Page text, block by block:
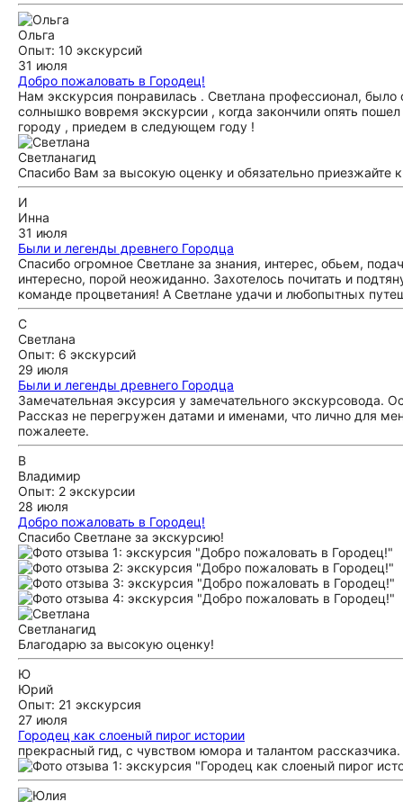
Ольга
Опыт: 10 экскурсий
31 июля
Добро пожаловать в Городец!
Нам экскурсия понравилась . Светлана профессионал,
солнышко вовремя экскурсии , когда закончили опять
городу , приедем в следующем году !
Светланагид
Спасибо Вам за высокую оценку и обязательно приезжайте
И
Инна
31 июля
Были и легенды древнего Городца
Спасибо огромное Светлане за знания, интерес, обьем,
интересно, порой неожиданно. Захотелось почитать и
команде процветания! А Светлане удачи и любопытных
С
Светлана
Опыт: 6 экскурсий
29 июля
Были и легенды древнего Городца
Замечательная эксурсия у замечательного экскурсовода.
Рассказ не перегружен датами и именами, что лично для
пожалеете.
В
Владимир
Опыт: 2 экскурсии
28 июля
Добро пожаловать в Городец!
Спасибо Светлане за экскурсию!
Светланагид
Благодарю за высокую оценку!
Ю
Юрий
Опыт: 21 экскурсия
27 июля
Городец как слоеный пирог истории
прекрасный гид, с чувством юмора и талантом